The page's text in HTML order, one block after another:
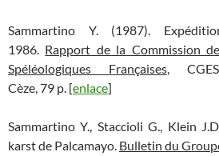
Sammartino Y. (1987).
1986. Rapport de la Commission
Spéléologiques Françaises,
Cèze, 79 p. [enlace]
Sammartino Y., Staccioli G., Klein
karst de Palcamayo. Bulletin du